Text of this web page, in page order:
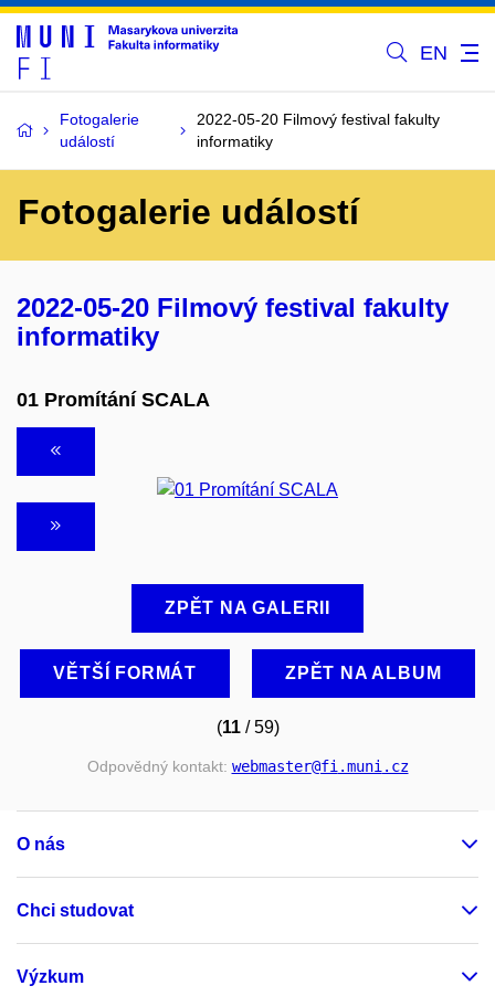
EN
Fotogalerie
událostí
2022-05-20 Filmový festival fakulty
informatiky
Fotogalerie událostí
2022-05-20 Filmový festival fakulty
informatiky
01 Promítání SCALA
ZPĚT NA GALERII
VĚTŠÍ FORMÁT ZPĚT NA ALBUM
(11/ 59)
Odpovědný kontakt: webmaster@fi.muni.cz
O nás
Chci studovat
Výzkum